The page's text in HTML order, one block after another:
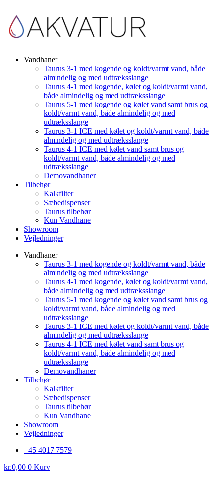
Vandhaner
Taurus 3-1 med kogende og koldt/varmt vand, både
almindelig og med udtræksslange
Taurus 4-1 med kogende, kølet og koldt/varmt vand,
både almindelig og med udtræksslange
Taurus 5-1 med kogende og kølet vand samt brus og
koldt/varmt vand, både almindelig og med
udtræksslange
Taurus 3-1 ICE med kølet og koldt/varmt vand, både
almindelig og med udtræksslange
Taurus 4-1 ICE med kølet vand samt brus og
koldt/varmt vand, både almindelig og med
udtræksslange
Demovandhaner
Tilbehør
Kalkfilter
Sæbedispenser
Taurus tilbehør
Kun Vandhane
Showroom
Vejledninger
Vandhaner
Taurus 3-1 med kogende og koldt/varmt vand, både
almindelig og med udtræksslange
Taurus 4-1 med kogende, kølet og koldt/varmt vand,
både almindelig og med udtræksslange
Taurus 5-1 med kogende og kølet vand samt brus og
koldt/varmt vand, både almindelig og med
udtræksslange
Taurus 3-1 ICE med kølet og koldt/varmt vand, både
almindelig og med udtræksslange
Taurus 4-1 ICE med kølet vand samt brus og
koldt/varmt vand, både almindelig og med
udtræksslange
Demovandhaner
Tilbehør
Kalkfilter
Sæbedispenser
Taurus tilbehør
Kun Vandhane
Showroom
Vejledninger
+45 4017 7579
kr.0,00 0 Kurv